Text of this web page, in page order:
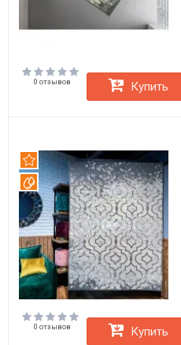
0 отзывов Купить
Рекомендуем
Вотерпруф
0 отзывов Купить